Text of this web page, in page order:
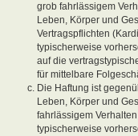
grob fahrlässigem
Leben, Körper und
Vertragspflichten
typischerweise
auf die
für mittelbare
Die Haftung ist
Leben, Körper und
fahrlässigem
typischerweise